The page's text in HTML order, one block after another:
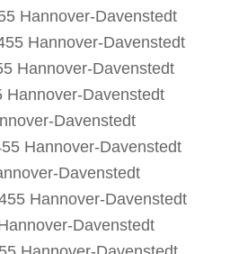
Hannover-Davenstedt
Hannover-Davenstedt
Hannover-Davenstedt
Hannover-Davenstedt
Davenstedt
Hannover-Davenstedt
Davenstedt
Hannover-Davenstedt
Davenstedt